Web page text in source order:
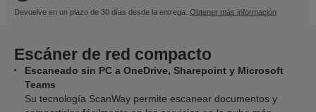
Devuelve en un plazo de 30 días desde la entrega. Obtener más información
Escáner de red compacto
Escaneado sin PC a OneDrive, Sharepoint y Microsoft
Teams
Su tecnología ScanWay permite escanear documentos y